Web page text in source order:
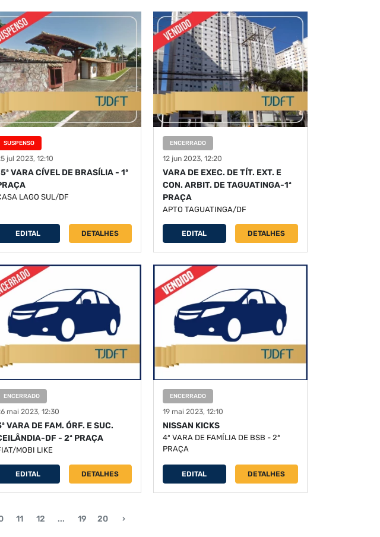
SUSPENSO
jul 2023, 12:10
VARA CÍVEL DE BRASÍLIA - 1ª
LAGO SUL/DF
EDITAL DETALHES
ENCERRADO
12 jun 2023, 12:20
VARA DE EXEC. DE TÍT. EXT. E
CON. ARBIT. DE TAGUATINGA-1ª
PRAÇA
APTO TAGUATINGA/DF
EDITAL DETALHES
ENCERRADO
mai 2023, 12:30
VARA DE FAM. ÓRF. E SUC.
DF - 2ª PRAÇA
MOBI LIKE
EDITAL DETALHES
ENCERRADO
19 mai 2023, 12:10
NISSAN KICKS
4ª VARA DE FAMÍLIA DE BSB - 2ª
PRAÇA
EDITAL DETALHES
11 12 ... 19 20 ›